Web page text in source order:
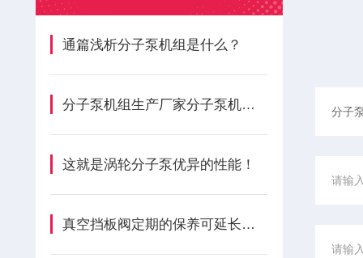
通篇浅析分子泵机组是什么？
分子泵机组生产厂家分子泵机组的功能介绍
这就是涡轮分子泵优异的性能！
真空挡板阀定期的保养可延长其使用寿命